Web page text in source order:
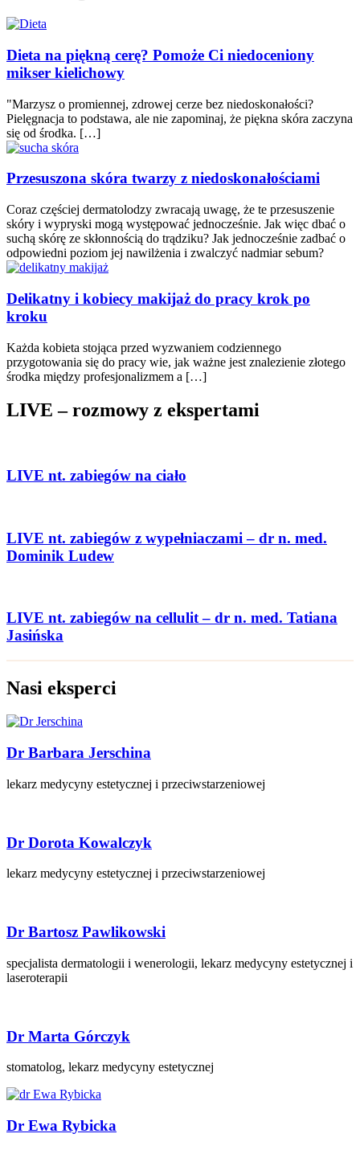
Dieta na piękną cerę? Pomoże Ci niedoceniony
mikser kielichowy
"Marzysz o promiennej, zdrowej cerze bez niedoskonałości?
Pielęgnacja to podstawa, ale nie zapominaj, że piękna skóra zaczyna
się od środka. […]
Przesuszona skóra twarzy z niedoskonałościami
Coraz częściej dermatolodzy zwracają uwagę, że te przesuszenie
skóry i wypryski mogą występować jednocześnie. Jak więc dbać o
suchą skórę ze skłonnością do trądziku? Jak jednocześnie zadbać o
odpowiedni poziom jej nawilżenia i zwalczyć nadmiar sebum?
Delikatny i kobiecy makijaż do pracy krok po
kroku
Każda kobieta stojąca przed wyzwaniem codziennego
przygotowania się do pracy wie, jak ważne jest znalezienie złotego
środka między profesjonalizmem a […]
LIVE – rozmowy z ekspertami
LIVE nt. zabiegów na ciało
LIVE nt. zabiegów z wypełniaczami – dr n. med.
Dominik Ludew
LIVE nt. zabiegów na cellulit – dr n. med. Tatiana
Jasińska
Nasi eksperci
Dr Barbara Jerschina
lekarz medycyny estetycznej i przeciwstarzeniowej
Dr Dorota Kowalczyk
lekarz medycyny estetycznej i przeciwstarzeniowej
Dr Bartosz Pawlikowski
specjalista dermatologii i wenerologii, lekarz medycyny estetycznej i
laseroterapii
Dr Marta Górczyk
stomatolog, lekarz medycyny estetycznej
Dr Ewa Rybicka